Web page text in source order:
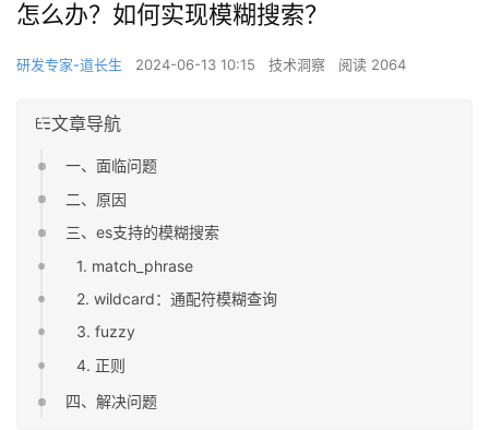
怎么办？如何实现模糊搜索？
研发专家-道长生 2024-06-13 10:15 技术洞察 阅读 2064
文章导航
一、面临问题
二、原因
三、es支持的模糊搜索
1. match_phrase
2. wildcard：通配符模糊查询
3. fuzzy
4. 正则
四、解决问题